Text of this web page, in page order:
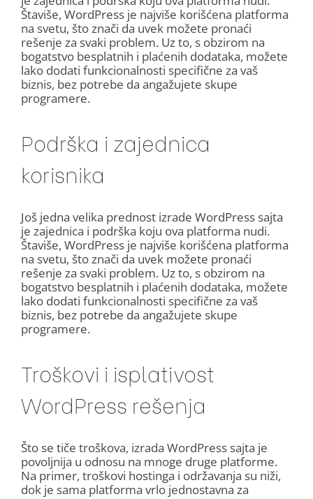
Štaviše, WordPress je najviše korišćena platforma
na svetu, što znači da uvek možete pronaći
rešenje za svaki problem. Uz to, s obzirom na
bogatstvo besplatnih i plaćenih dodataka, možete
lako dodati funkcionalnosti specifične za vaš
biznis, bez potrebe da angažujete skupe
programere.
Podrška i zajednica
korisnika
Još jedna velika prednost izrade WordPress sajta
je zajednica i podrška koju ova platforma nudi.
Štaviše, WordPress je najviše korišćena platforma
na svetu, što znači da uvek možete pronaći
rešenje za svaki problem. Uz to, s obzirom na
bogatstvo besplatnih i plaćenih dodataka, možete
lako dodati funkcionalnosti specifične za vaš
biznis, bez potrebe da angažujete skupe
programere.
Troškovi i isplativost
WordPress rešenja
Što se tiče troškova, izrada WordPress sajta je
povoljnija u odnosu na mnoge druge platforme.
Na primer, troškovi hostinga i održavanja su niži,
dok je sama platforma vrlo jednostavna za